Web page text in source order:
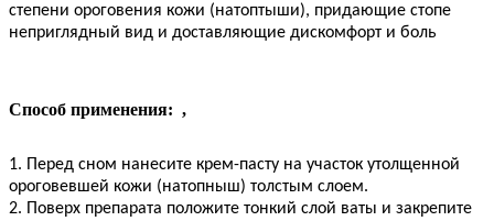
степени ороговения кожи (натоптыши), придающие стопе
неприглядный вид и доставляющие дискомфорт и боль
Способ применения: ,
1. Перед сном нанесите крем-пасту на участок утолщенной
ороговевшей кожи (натопныш) толстым слоем.
2. Поверх препарата положите тонкий слой ваты и закрепите